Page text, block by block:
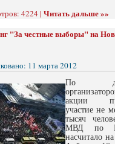
4224 | Читать дальше »»
"За честные выборы" на
11 марта 2012
По
акции
участие не
тысяч
МВД по
насчитало